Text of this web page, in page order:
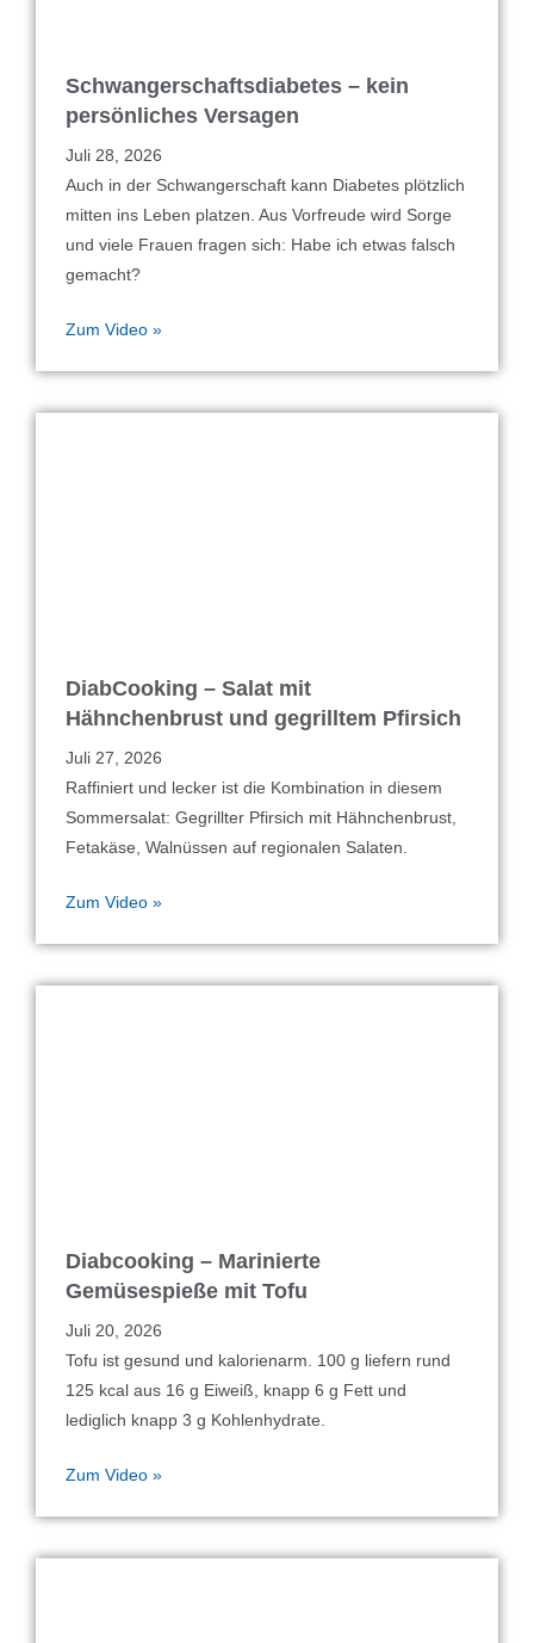
Schwangerschaftsdiabetes – kein
persönliches Versagen
Juli 28, 2026
Auch in der Schwangerschaft kann Diabetes plötzlich
mitten ins Leben platzen. Aus Vorfreude wird Sorge
und viele Frauen fragen sich: Habe ich etwas falsch
gemacht?
Zum Video »
DiabCooking – Salat mit
Hähnchenbrust und gegrilltem Pfirsich
Juli 27, 2026
Raffiniert und lecker ist die Kombination in diesem
Sommersalat: Gegrillter Pfirsich mit Hähnchenbrust,
Fetakäse, Walnüssen auf regionalen Salaten.
Zum Video »
Diabcooking – Marinierte
Gemüsespieße mit Tofu
Juli 20, 2026
Tofu ist gesund und kalorienarm. 100 g liefern rund
125 kcal aus 16 g Eiweiß, knapp 6 g Fett und
lediglich knapp 3 g Kohlenhydrate.
Zum Video »